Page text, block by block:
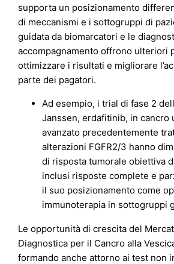
supporta un posizionamento
di meccanismi e i sottogruppi di
guidata da biomarcatori e le
accompagnamento offrono ulteriori
ottimizzare i risultati e migliorare
parte dei pagatori.
Ad esempio, i trial di fase 2
Janssen, erdafitinib, in cancro
avanzato precedentemente
alterazioni FGFR2/3 hanno
di risposta tumorale obiettiva
inclusi risposte complete e
il suo posizionamento come
immunoterapia in sottogruppi
Le opportunità di crescita del
Diagnostica per il Cancro alla
formando anche attorno ai test non